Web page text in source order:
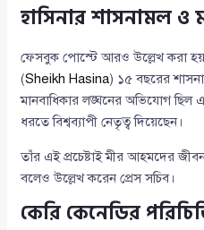
হাসিনার শাসনামল ও
ফেসবুক পোস্টে আরও উল্লেখ করা হয়,
(Sheikh Hasina) ১৫ বছরের
মানবাধিকার লঙ্ঘনের অভিযোগ ছিল
ধরতে বিশ্বব্যাপী নেতৃত্ব দিয়েছেন।
তাঁর এই প্রচেষ্টাই মীর আহমদের
বলেও উল্লেখ করেন প্রেস সচিব।
কেরি কেনেডির